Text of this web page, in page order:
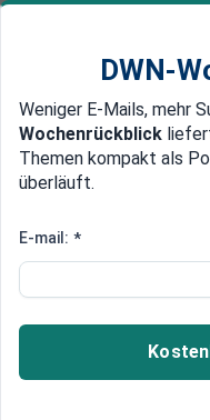
Newsticker MEIN
Edelmetalle
Corona-
Notstand,
im Innern
DWN-
Weniger E-Mails, mehr
Wochenrückblick
Themen kompakt als
überläuft.
E-mail: *